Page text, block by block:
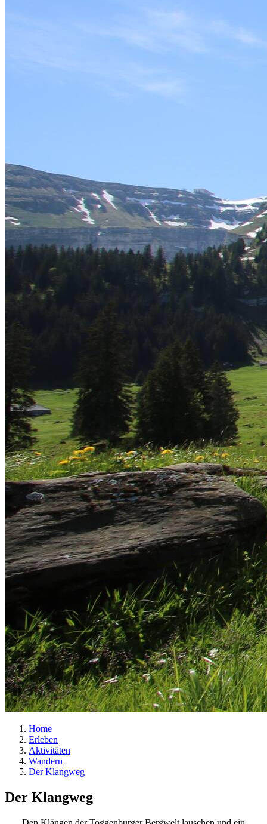
Home
Erleben
Aktivitäten
Wandern
Der Klangweg
Der Klangweg